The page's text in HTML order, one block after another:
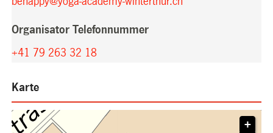
Organisator Telefonnummer
+41 79 263 32 18
Karte
+